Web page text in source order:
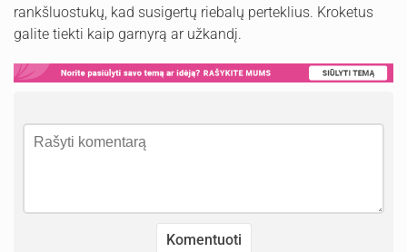
rankšluostukų, kad susigertų riebalų perteklius. Kroketus
galite tiekti kaip garnyrą ar užkandį.